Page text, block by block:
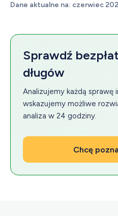
Dane aktualne na: czerwiec
Sprawdź
długów
Analizujemy każdą sprawę
wskazujemy możliwe
analiza w 24 godziny.
Chcę